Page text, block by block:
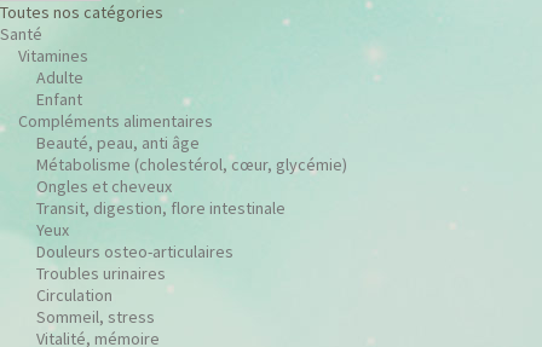
Toutes nos catégories
Santé
Vitamines
Adulte
Enfant
Compléments alimentaires
Beauté, peau, anti âge
Métabolisme (cholestérol, cœur, glycémie)
Ongles et cheveux
Transit, digestion, flore intestinale
Yeux
Douleurs osteo-articulaires
Troubles urinaires
Circulation
Sommeil, stress
Vitalité, mémoire